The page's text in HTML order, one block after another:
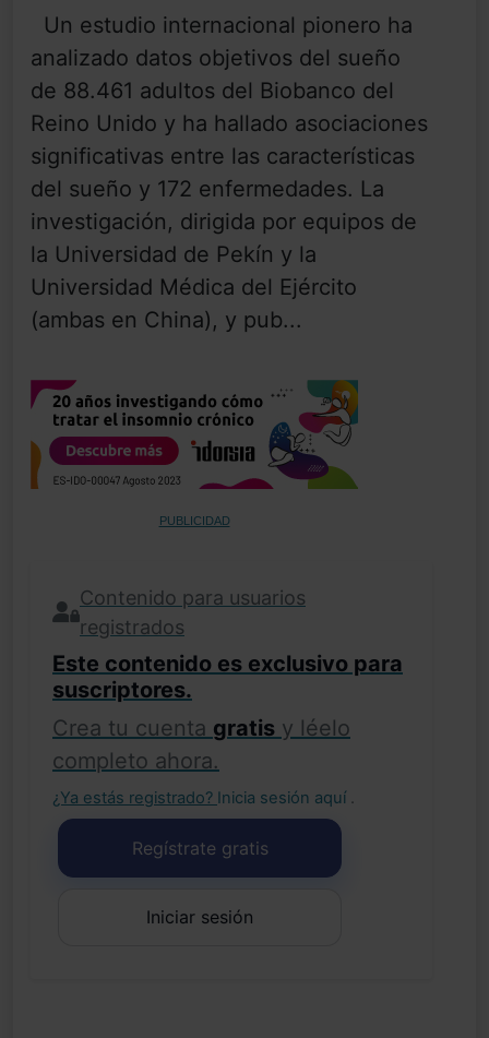
Un estudio internacional pionero ha
analizado datos objetivos del sueño
de 88.461 adultos del Biobanco del
Reino Unido y ha hallado asociaciones
significativas entre las características
del sueño y 172 enfermedades. La
investigación, dirigida por equipos de
la Universidad de Pekín y la
Universidad Médica del Ejército
(ambas en China), y pub...
PUBLICIDAD
Contenido para usuarios
registrados
Este contenido es exclusivo para
suscriptores.
Crea tu cuenta gratis y léelo
completo ahora.
¿Ya estás registrado? Inicia sesión aquí .
Regístrate gratis
Iniciar sesión